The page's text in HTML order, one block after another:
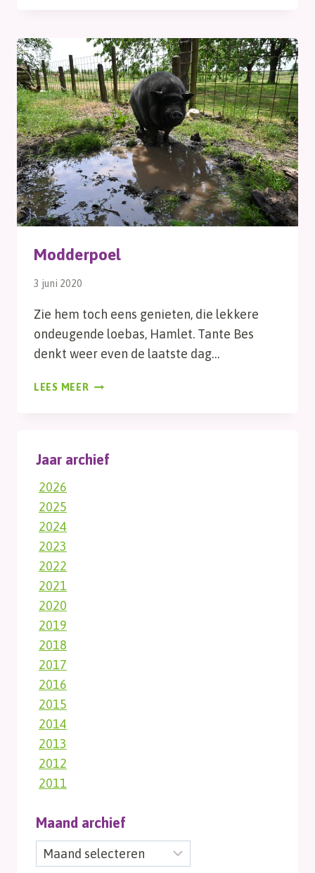
Modderpoel
3 juni 2020
Zie hem toch eens genieten, die lekkere
ondeugende loebas, Hamlet. Tante Bes
denkt weer even de laatste dag…
LEES MEER MODDERPOEL
Jaar archief
2026
2025
2024
2023
2022
2021
2020
2019
2018
2017
2016
2015
2014
2013
2012
2011
Maand archief
Maand
archief